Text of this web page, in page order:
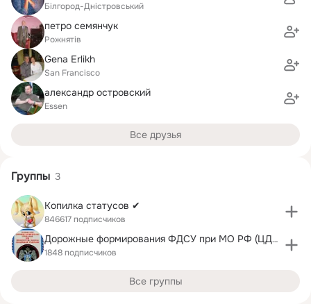
Білгород-Дністровський
петро семянчук
Рожнятів
Gena Erlikh
San Francisco
александр островский
Essen
Все друзья
Группы 3
Копилка статусов ✔
846617 подписчиков
Дорожные формирования ФДСУ при МО РФ (ЦДСУ)
1848 подписчиков
Все группы